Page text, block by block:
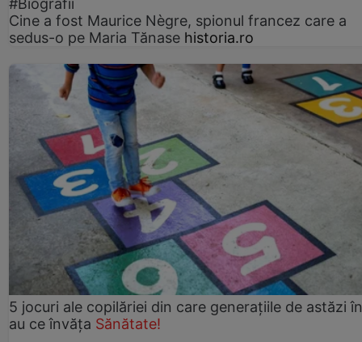
Cine a fost Maurice Nègre, spionul francez care a
sedus-o pe Maria Tănase historia.ro
5 jocuri ale copilăriei din care generațiile de astăzi
au ce învăța Sănătate!